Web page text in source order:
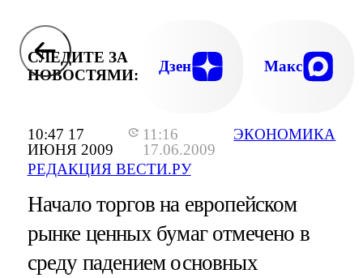
10:47 17
ИЮНЯ 2009
11:16
17.06.2009
РЕДАКЦИЯ ВЕСТИ.РУ
ЭКОНОМИКА
СЛЕДИТЕ ЗА
НОВОСТЯМИ:
Дзен Макс
Начало торгов на европейском
рынке ценных бумаг отмечено в
среду падением основных